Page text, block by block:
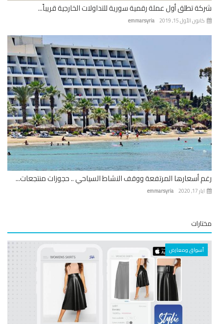
تطلق أول عملة رقمية سورية للتداولات الخارجية قريباً...
emmarsyria الأول 15, 2019
أسعارها المرتفعة ووقف النشاط السياحي .. حجوزات منتجعات...
emmarsyria
أسواق ومعارض